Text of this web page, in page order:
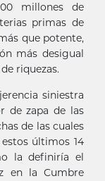
millones de
primas de
que potente,
más desigual
riquezas.
siniestra
de zapa de las
de las cuales
últimos 14
la definiría el
en la Cumbre